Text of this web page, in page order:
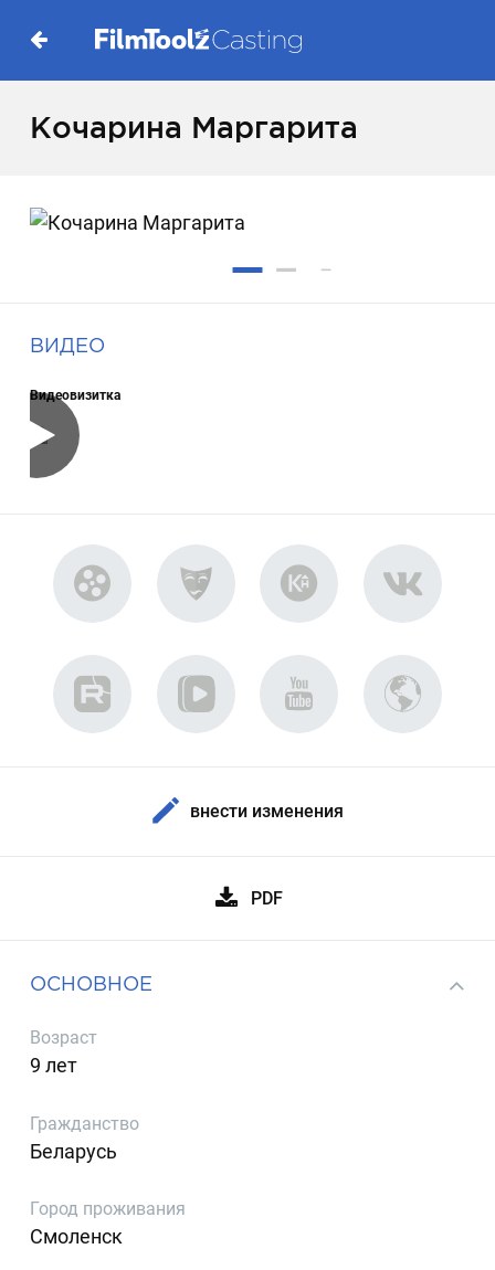
Кочарина Маргарита
ВИДЕО
Видеовизитка
внести изменения
PDF
ОСНОВНОЕ
Возраст
9 лет
Гражданство
Беларусь
Город проживания
Смоленск